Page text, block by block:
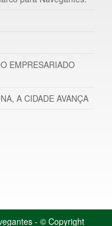
EMPRESARIADO
A CIDADE AVANÇA
- © Copyright